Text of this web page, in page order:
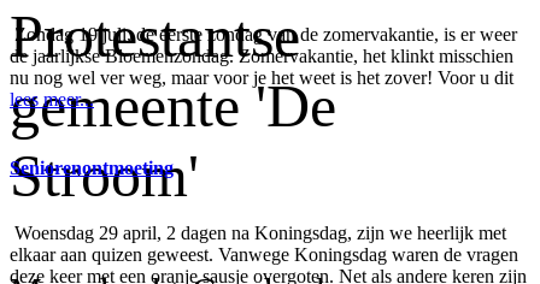
Protestantse
gemeente 'De
Stroom'
Zondag 19 juli, de eerste zondag van de zomervakantie, is er weer
de jaarlijkse Bloemenzondag. Zomervakantie, het klinkt misschien
nu nog wel ver weg, maar voor je het weet is het zover! Voor u dit
lees meer...
Seniorenontmoeting
Woensdag 29 april, 2 dagen na Koningsdag, zijn we heerlijk met
elkaar aan quizen geweest. Vanwege Koningsdag waren de vragen
deze keer met een oranje sausje overgoten. Net als andere keren zijn